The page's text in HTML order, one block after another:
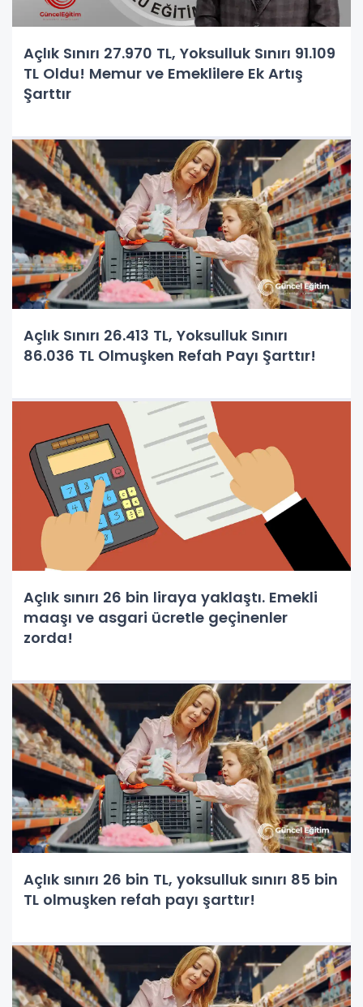
Açlık Sınırı 27.970 TL, Yoksulluk Sınırı 91.109
TL Oldu! Memur ve Emeklilere Ek Artış
Şarttır
Açlık Sınırı 26.413 TL, Yoksulluk Sınırı
86.036 TL Olmuşken Refah Payı Şarttır!
Açlık sınırı 26 bin liraya yaklaştı. Emekli
maaşı ve asgari ücretle geçinenler
zorda!
Açlık sınırı 26 bin TL, yoksulluk sınırı 85 bin
TL olmuşken refah payı şarttır!